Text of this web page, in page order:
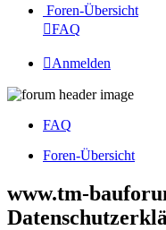
Foren-Übersicht
FAQ
Anmelden
FAQ
Foren-Übersicht
www.tm-